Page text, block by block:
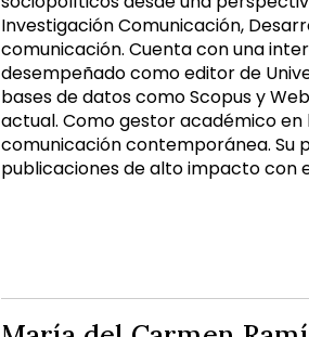
Investigación Comunicación,
comunicación. Cuenta con una
desempeñado como editor de
bases de datos como Scopus y
actual. Como gestor académico
comunicación contemporánea. Su
publicaciones de alto impacto con